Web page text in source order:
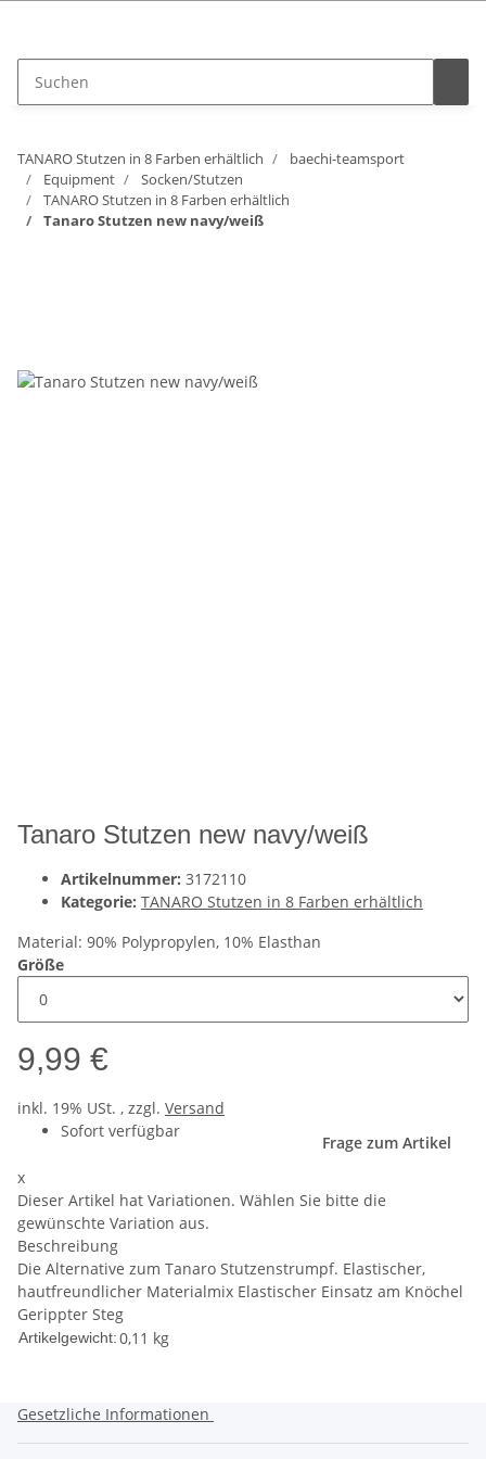
TANARO Stutzen in 8 Farben erhältlich
baechi-teamsport
Equipment
Socken/Stutzen
TANARO Stutzen in 8 Farben erhältlich
Tanaro Stutzen new navy/weiß
Tanaro Stutzen new navy/weiß
Artikelnummer: 3172110
Kategorie: TANARO Stutzen in 8 Farben erhältlich
Material: 90% Polypropylen, 10% Elasthan
Größe
9,99 €
inkl. 19% USt. , zzgl. Versand
Sofort verfügbar
Frage zum Artikel
x
Dieser Artikel hat Variationen. Wählen Sie bitte die
gewünschte Variation aus.
Beschreibung
Die Alternative zum Tanaro Stutzenstrumpf. Elastischer,
hautfreundlicher Materialmix Elastischer Einsatz am Knöchel
Gerippter Steg
Artikelgewicht:0,11 kg
Gesetzliche Informationen